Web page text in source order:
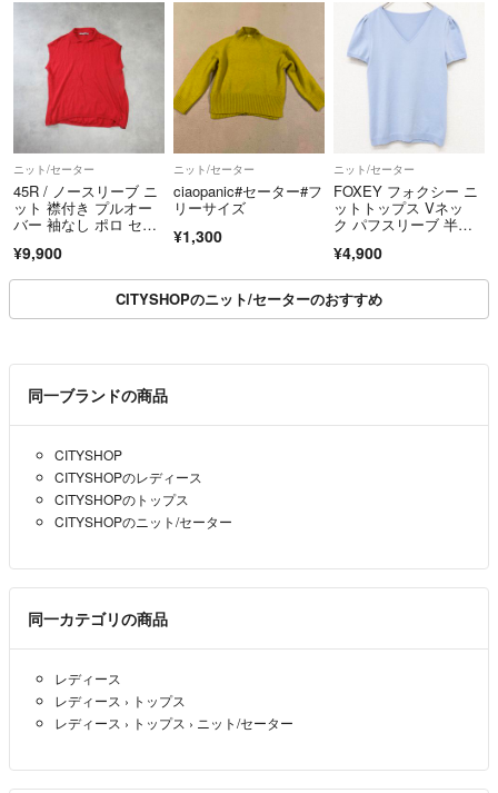
ニット/セーター
45R / ノースリーブ ニ
ット 襟付き プルオー
バー 袖なし ポロ セー
¥9,900
ニット/セーター
ciaopanic#セーター#フ
リーサイズ
¥1,300
ニット/セーター
FOXEY フォクシー ニ
ットトップス Vネッ
ク パフスリーブ 半
テル ブルー 日本製 レ
ディース 38 b02624
¥4,900
CITYSHOPのニット/セーターのおすすめ
同一ブランドの商品
CITYSHOP
CITYSHOPのレディース
CITYSHOPのトップス
CITYSHOPのニット/セーター
同一カテゴリの商品
レディース
レディース › トップス
レディース › トップス › ニット/セーター